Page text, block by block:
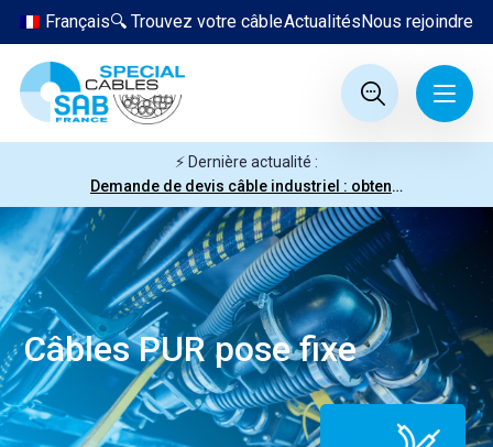
Nous rejoindre
Actualités
🔍 Trouvez votre câble
Français
⚡ Dernière actualité :
Demande de devis câble industriel : obtenez votre prix en quelques clics
Câbles PUR pose fixe